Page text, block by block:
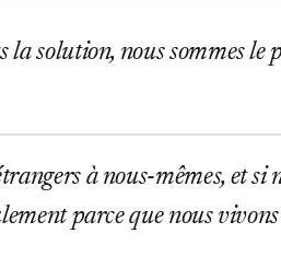
la solution, nous sommes le
à nous-mêmes, et si
parce que nous